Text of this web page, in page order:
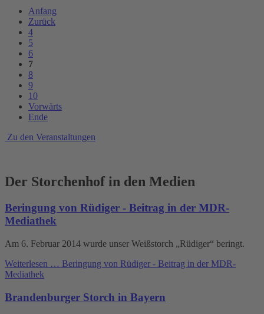
Anfang
Zurück
4
5
6
7
8
9
10
Vorwärts
Ende
Zu den Veranstaltungen
Der Storchenhof in den Medien
Beringung von Rüdiger - Beitrag in der MDR-
Mediathek
Am 6. Februar 2014 wurde unser Weißstorch „Rüdiger“ beringt.
Weiterlesen … Beringung von Rüdiger - Beitrag in der MDR-
Mediathek
Brandenburger Storch in Bayern